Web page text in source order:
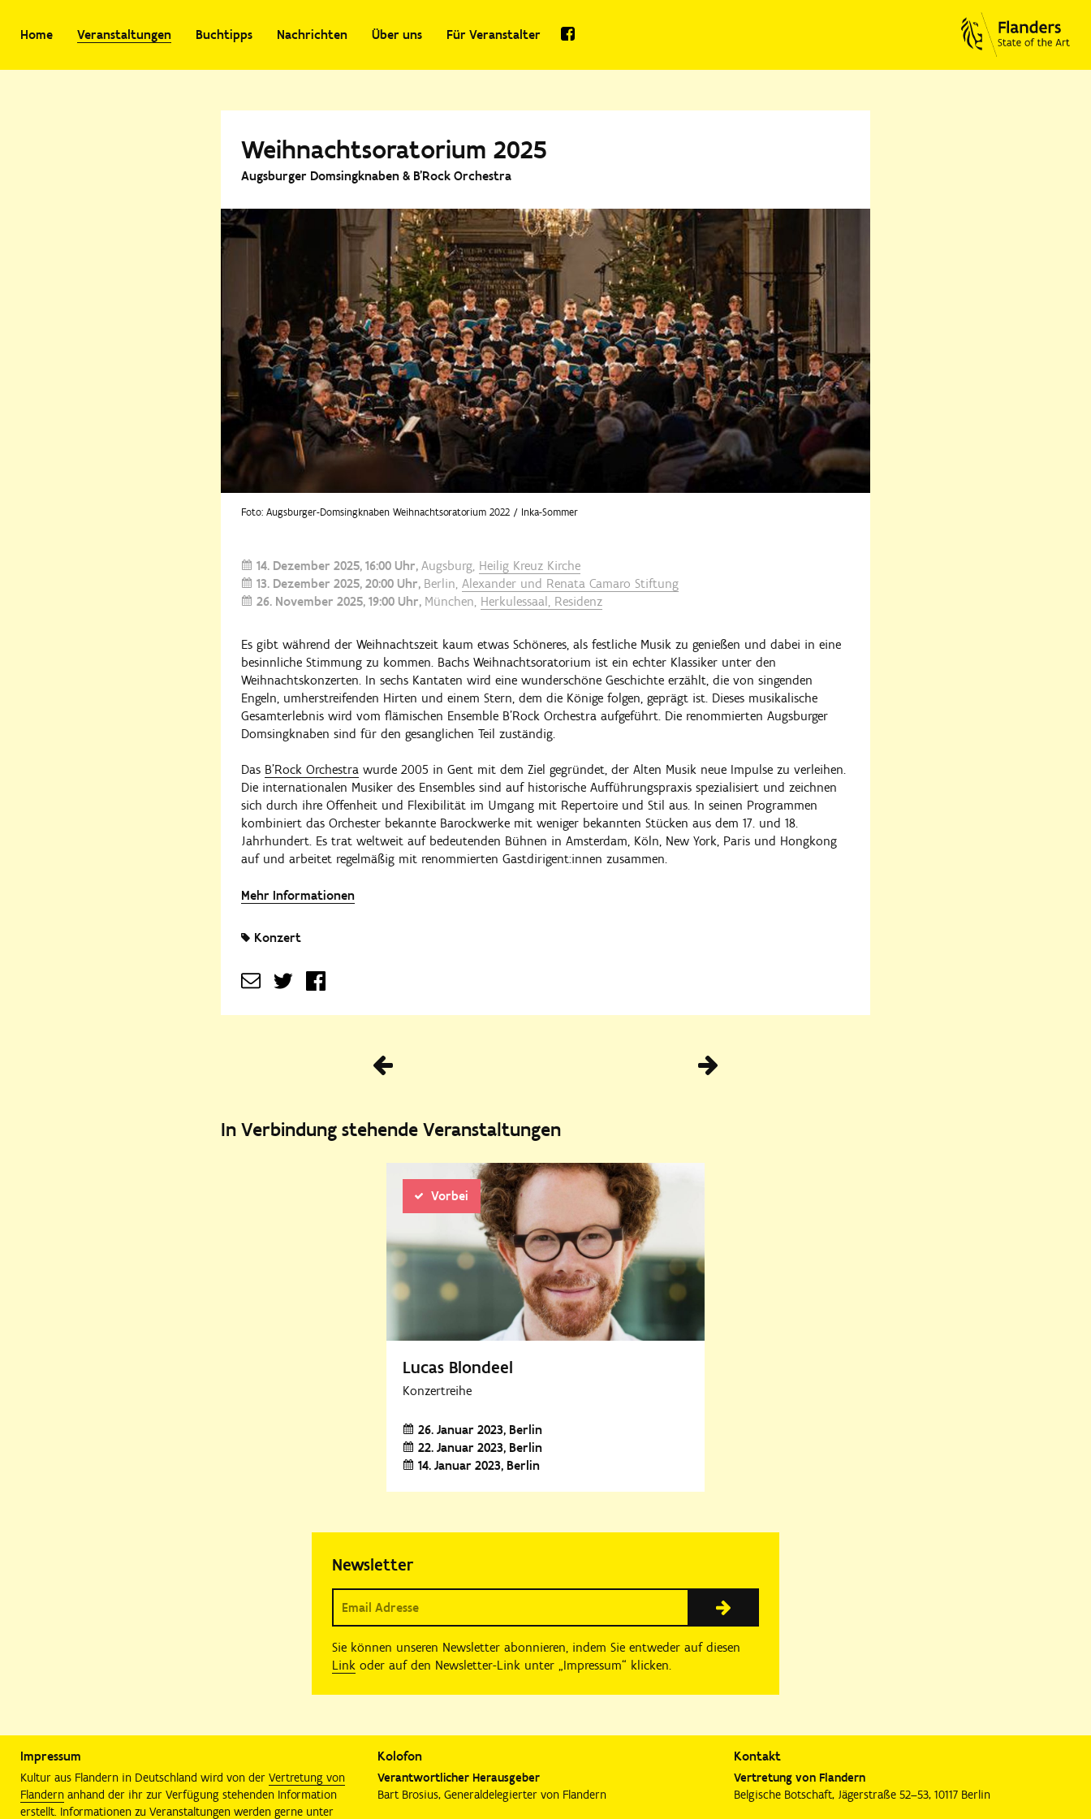
Home Veranstaltungen Buchtipps Nachrichten Über uns Für Veranstalter
Weihnachtsoratorium 2025
Augsburger Domsingknaben & B'Rock Orchestra
Foto: Augsburger-Domsingknaben Weihnachtsoratorium 2022 / Inka-Sommer
14. Dezember 2025 16:00 Uhr Augsburg, Heilig Kreuz Kirche
13. Dezember 2025 20:00 Uhr Berlin, Alexander und Renata Camaro Stiftung
26. November 2025 19:00 Uhr München, Herkulessaal, Residenz
Es gibt während der Weihnachtszeit kaum etwas Schöneres, als festliche Musik zu genießen und dabei in eine
besinnliche Stimmung zu kommen. Bachs Weihnachtsoratorium ist ein echter Klassiker unter den
Weihnachtskonzerten. In sechs Kantaten wird eine wunderschöne Geschichte erzählt, die von singenden
Engeln, umherstreifenden Hirten und einem Stern, dem die Könige folgen, geprägt ist. Dieses musikalische
Gesamterlebnis wird vom flämischen Ensemble B'Rock Orchestra aufgeführt. Die renommierten Augsburger
Domsingknaben sind für den gesanglichen Teil zuständig.
Das B’Rock Orchestra wurde 2005 in Gent mit dem Ziel gegründet, der Alten Musik neue Impulse zu verleihen.
Die internationalen Musiker des Ensembles sind auf historische Aufführungspraxis spezialisiert und zeichnen
sich durch ihre Offenheit und Flexibilität im Umgang mit Repertoire und Stil aus. In seinen Programmen
kombiniert das Orchester bekannte Barockwerke mit weniger bekannten Stücken aus dem 17. und 18.
Jahrhundert. Es trat weltweit auf bedeutenden Bühnen in Amsterdam, Köln, New York, Paris und Hongkong
auf und arbeitet regelmäßig mit renommierten Gastdirigent:innen zusammen.
Mehr Informationen
Konzert
Vorherige
In Verbindung stehende Veranstaltungen
Vorbei
Lucas Blondeel
Konzertreihe
26. Januar 2023 Berlin
22. Januar 2023 Berlin
14. Januar 2023 Berlin
Newsletter
Sie können unseren Newsletter abonnieren, indem Sie entweder auf diesen
Link oder auf den Newsletter-Link unter „Impressum“ klicken.
Impressum
Kultur aus Flandern in Deutschland wird von der Vertretung von
Flandern anhand der ihr zur Verfügung stehenden Information
erstellt. Informationen zu Veranstaltungen werden gerne unter
Kolofon
Verantwortlicher Herausgeber
Bart Brosius, Generaldelegierter von Flandern
Kontakt
Vertretung von Flandern
Belgische Botschaft, Jägerstraße 52–53, 10117 Berlin